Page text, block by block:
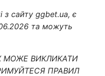
з сайту ggbet.ua, є
та можуть
МОЖЕ ВИКЛИКАТИ
ПРАВИЛ